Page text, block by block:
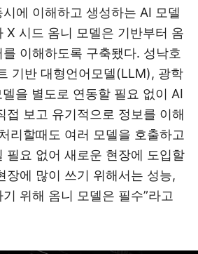
에 이해하고 생성하는 AI 모델
X 시드 옴니 모델은 기반부터 옴
이해하도록 구축됐다. 성낙호
기반 대형언어모델(LLM), 광학
을 별도로 연동할 필요 없이 AI
접 보고 유기적으로 정보를 이해
리할때도 여러 모델을 호출하고
필요 없어 새로운 현장에 도입할
장에 많이 쓰기 위해서는 성능,
위해 옴니 모델은 필수”라고